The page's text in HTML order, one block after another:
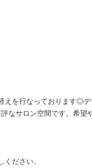
を行なっております◎
なサロン空間です。希望
ださい。